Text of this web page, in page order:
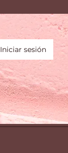
Iniciar sesión